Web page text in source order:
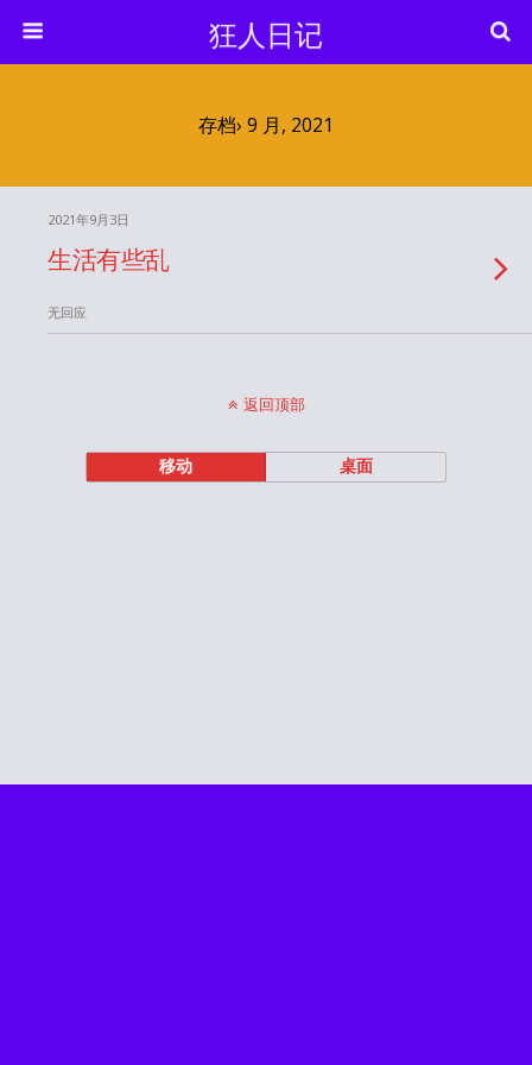
狂人日记
存档› 9 月, 2021
2021年9月3日
生活有些乱
无回应
返回顶部
移动 桌面